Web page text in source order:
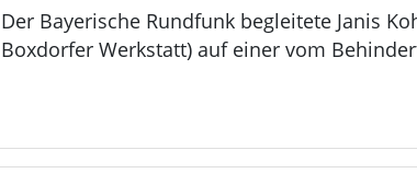
Der Bayerische Rundfunk begleitete Janis
Boxdorfer Werkstatt) auf einer vom